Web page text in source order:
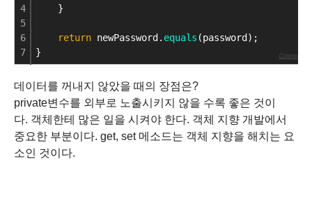
4
5
6
7
}
return newPassword. equals (password);
}
Colored by
데이터를 꺼내지 않았을 때의 장점은?
private변수를 외부로 노출시키지 않을 수록 좋은 것이
다. 객체한테 많은 일을 시켜야 한다. 객체 지향 개발에서
중요한 부분이다. get, set 메소드는 객체 지향을 해치는 요
소인 것이다.